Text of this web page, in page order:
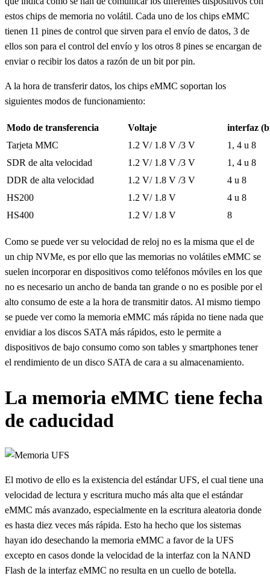
estos chips de memoria no volátil. Cada uno de los chips eMMC
tienen 11 pines de control que sirven para el envío de datos, 3 de
ellos son para el control del envío y los otros 8 pines se encargan de
enviar o recibir los datos a razón de un bit por pin.
A la hora de transferir datos, los chips eMMC soportan los
siguientes modos de funcionamiento:
Modo de transferencia Voltaje
interfaz
Tarjeta MMC
1.2 V/ 1.8 V /3 V
1, 4 u 8
SDR de alta velocidad
1.2 V/ 1.8 V /3 V
1, 4 u 8
DDR de alta velocidad
1.2 V/ 1.8 V /3 V
4 u 8
HS200
1.2 V/ 1.8 V
4 u 8
HS400
1.2 V/ 1.8 V 8
Como se puede ver su velocidad de reloj no es la misma que el de
un chip NVMe, es por ello que las memorias no volátiles eMMC se
suelen incorporar en dispositivos como teléfonos móviles en los que
no es necesario un ancho de banda tan grande o no es posible por el
alto consumo de este a la hora de transmitir datos. Al mismo tiempo
se puede ver como la memoria eMMC más rápida no tiene nada que
envidiar a los discos SATA más rápidos, esto le permite a
dispositivos de bajo consumo como son tables y smartphones tener
el rendimiento de un disco SATA de cara a su almacenamiento.
La memoria eMMC tiene fecha
de caducidad
El motivo de ello es la existencia del estándar UFS, el cual tiene una
velocidad de lectura y escritura mucho más alta que el estándar
eMMC más avanzado, especialmente en la escritura aleatoria donde
es hasta diez veces más rápida. Esto ha hecho que los sistemas
hayan ido desechando la memoria eMMC a favor de la UFS
excepto en casos donde la velocidad de la interfaz con la NAND
Flash de la interfaz eMMC no resulta en un cuello de botella.